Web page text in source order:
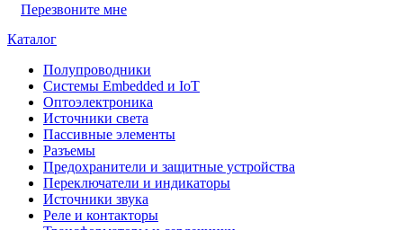
Перезвоните мне
Каталог
Полупроводники
Системы Embedded и IoT
Oптоэлектроника
Источники света
Пассивные элементы
Разъeмы
Предохранители и защитные устройства
Переключатели и индикаторы
Источники звука
Реле и контакторы